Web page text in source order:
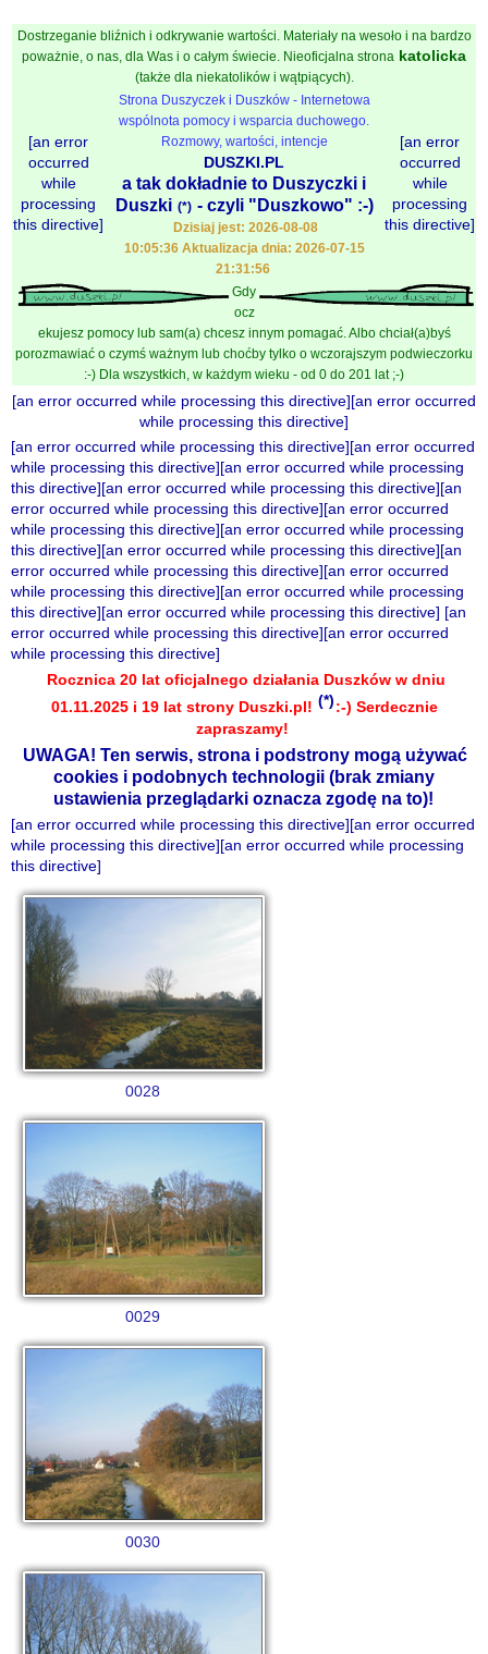
Dostrzeganie bliźnich i odkrywanie wartości. Materiały na wesoło i na bardzo
poważnie, o nas, dla Was i o całym świecie. Nieoficjalna strona katolicka
(także dla niekatolików i wątpiących).
[an error
occurred
while
processing
this directive]
Strona Duszyczek i Duszków - Internetowa
wspólnota pomocy i wsparcia duchowego.
Rozmowy, wartości, intencje
DUSZKI.PL
a tak dokładnie to Duszyczki i
Duszki (*) - czyli "Duszkowo" :-)
Dzisiaj jest: 2026-08-08
10:05:36 Aktualizacja dnia: 2026-07-15
21:31:56
[an error
occurred
while
processing
this directive]
Gdy
ocz
ekujesz pomocy lub sam(a) chcesz innym pomagać. Albo chciał(a)byś
porozmawiać o czymś ważnym lub choćby tylko o wczorajszym podwieczorku
:-) Dla wszystkich, w każdym wieku - od 0 do 201 lat ;-)
[an error occurred while processing this directive][an error occurred
while processing this directive]
[an error occurred while processing this directive][an error occurred
while processing this directive][an error occurred while processing
this directive][an error occurred while processing this directive][an
error occurred while processing this directive][an error occurred
while processing this directive][an error occurred while processing
this directive][an error occurred while processing this directive][an
error occurred while processing this directive][an error occurred
while processing this directive][an error occurred while processing
this directive][an error occurred while processing this directive] [an
error occurred while processing this directive][an error occurred
while processing this directive]
Rocznica 20 lat oficjalnego działania Duszków w dniu
01.11.2025 i 19 lat strony Duszki.pl! (*):-) Serdecznie
zapraszamy!
UWAGA! Ten serwis, strona i podstrony mogą używać
cookies i podobnych technologii (brak zmiany
ustawienia przeglądarki oznacza zgodę na to)!
[an error occurred while processing this directive][an error occurred
while processing this directive][an error occurred while processing
this directive]
0028
0029
0030